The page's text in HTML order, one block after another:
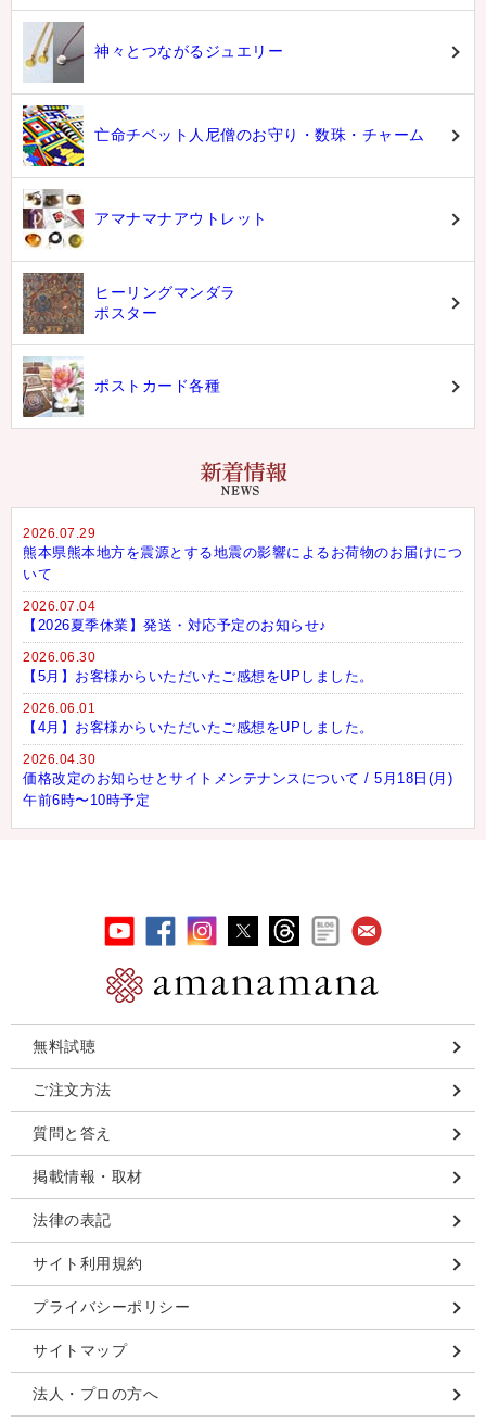
神々とつながるジュエリー
亡命チベット人尼僧のお守り・数珠・チャーム
アマナマナアウトレット
ヒーリングマンダラ
ポスター
ポストカード各種
2026.07.29
熊本県熊本地方を震源とする地震の影響によるお荷物のお届けにつ
いて
2026.07.04
【2026夏季休業】発送・対応予定のお知らせ♪
2026.06.30
【5月】お客様からいただいたご感想をUPしました。
2026.06.01
【4月】お客様からいただいたご感想をUPしました。
2026.04.30
価格改定のお知らせとサイトメンテナンスについて / 5月18日(月)
午前6時〜10時予定
無料試聴
ご注文方法
質問と答え
掲載情報・取材
法律の表記
サイト利用規約
プライバシーポリシー
サイトマップ
法人・プロの方へ